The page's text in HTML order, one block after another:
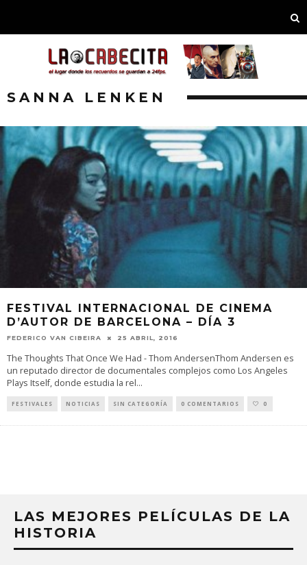
SANNA LENKEN
FESTIVAL INTERNACIONAL DE CINEMA
D’AUTOR DE BARCELONA – DÍA 3
FEDERICO VAN CIBEIRA 25 ABRIL, 2016
The Thoughts That Once We Had - Thom AndersenThom Andersen es
un reputado director de documentales complejos como Los Angeles
Plays Itself, donde estudia la rel...
FESTIVALES NOTICIAS SIN CATEGORÍA 0 COMENTARIOS 0
LAS MEJORES PELÍCULAS DE LA
HISTORIA